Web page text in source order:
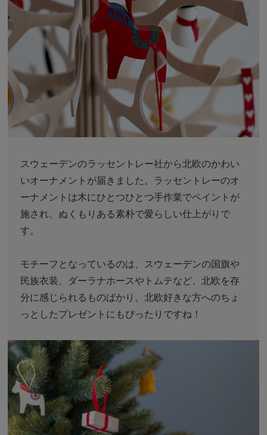
スウェーデンのラッセントレー社から北欧のかわい
いオーナメントが届きました。ラッセントレーのオ
ーナメントは木にひとつひとつ手作業でペイントが
施され、ぬくもりある素朴で愛らしい仕上がりで
す。
モチーフとなっているのは、スウェーデンの国旗や
民族衣装、ダーラナホースやトムテなど、北欧を存
分に感じられるものばかり。北欧好きな方へのちょ
っとしたプレゼントにもぴったりですね！